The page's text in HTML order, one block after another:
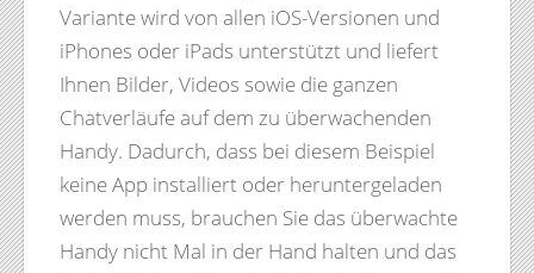
Variante wird von allen iOS-Versionen und
iPhones oder iPads unterstützt und liefert
Ihnen Bilder, Videos sowie die ganzen
Chatverläufe auf dem zu überwachenden
Handy. Dadurch, dass bei diesem Beispiel
keine App installiert oder heruntergeladen
werden muss, brauchen Sie das überwachte
Handy nicht Mal in der Hand halten und das